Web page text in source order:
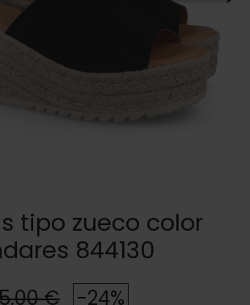
tipo zueco color
844130
€ -24%